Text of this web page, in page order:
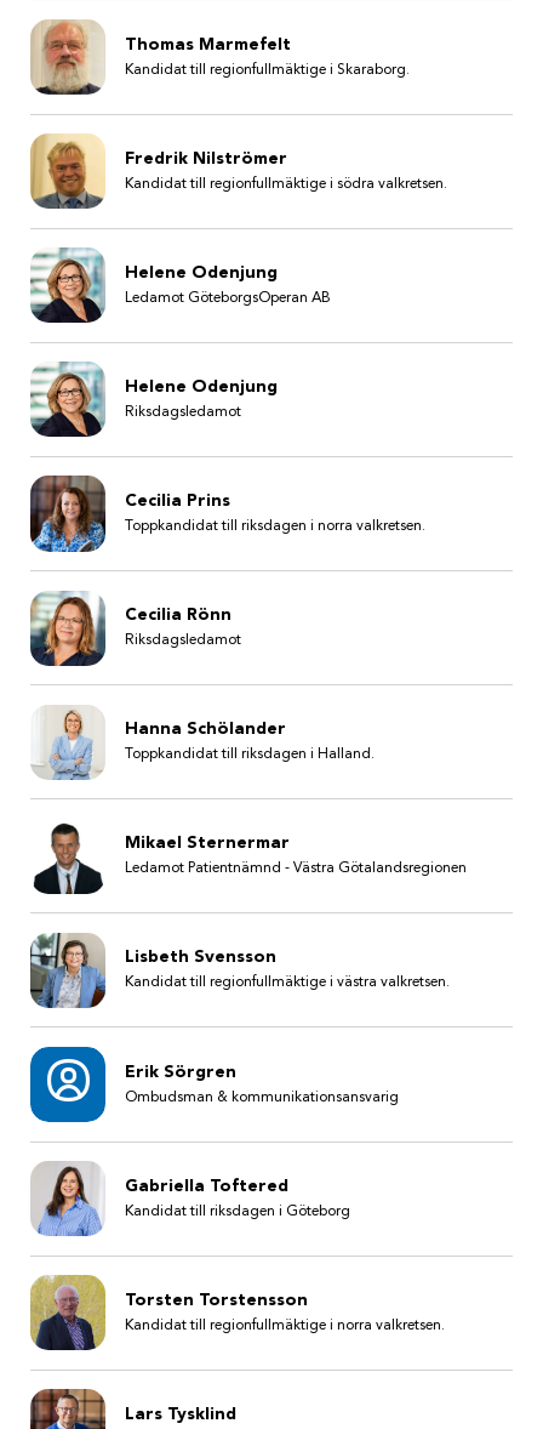
Thomas Marmefelt
Kandidat till regionfullmäktige i Skaraborg.
Fredrik Nilströmer
Kandidat till regionfullmäktige i södra valkretsen.
Helene Odenjung
Ledamot GöteborgsOperan AB
Helene Odenjung
Riksdagsledamot
Cecilia Prins
Toppkandidat till riksdagen i norra valkretsen.
Cecilia Rönn
Riksdagsledamot
Hanna Schölander
Toppkandidat till riksdagen i Halland.
Mikael Sternermar
Ledamot Patientnämnd - Västra Götalandsregionen
Lisbeth Svensson
Kandidat till regionfullmäktige i västra valkretsen.
Erik Sörgren
Ombudsman & kommunikationsansvarig
Gabriella Toftered
Kandidat till riksdagen i Göteborg
Torsten Torstensson
Kandidat till regionfullmäktige i norra valkretsen.
Lars Tysklind